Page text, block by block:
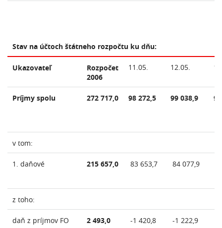
Stav na účtoch štátneho rozpočtu ku dňu:
Ukazovateľ
Rozpočet
2006
11.05. 12.05.
Príjmy spolu 272 717,0 98 272,5 99 038,9
v tom:
1. daňové 215 657,0 83 653,7 84 077,9
z toho:
daň z príjmov FO 2 493,0 -1 420,8 -1 222,9